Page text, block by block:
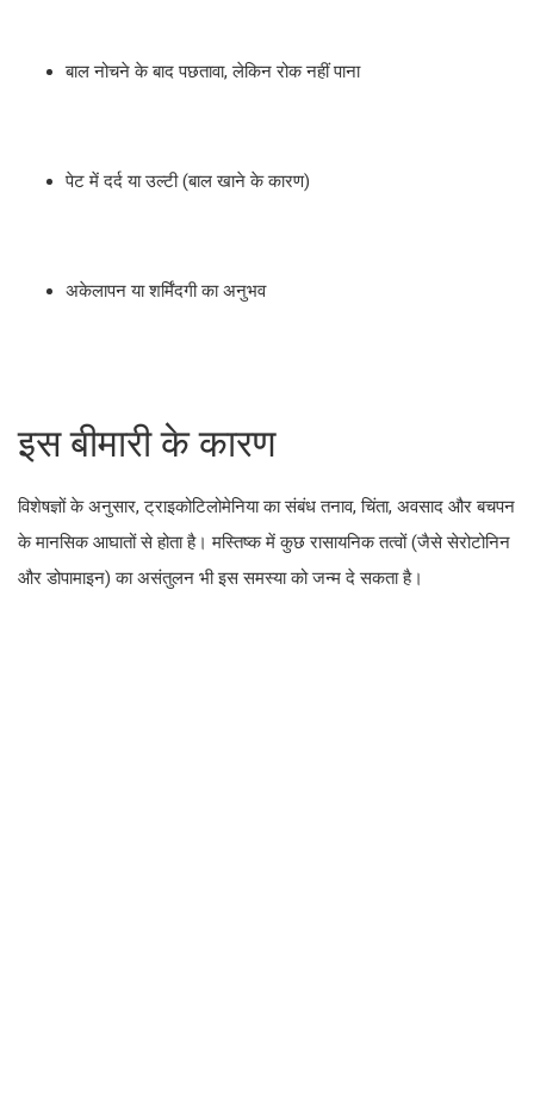
बाल नोचने के बाद पछतावा, लेकिन रोक नहीं पाना
पेट में दर्द या उल्टी (बाल खाने के कारण)
अकेलापन या शर्मिंदगी का अनुभव
इस बीमारी के कारण
विशेषज्ञों के अनुसार, ट्राइकोटिलोमेनिया का संबंध तनाव, चिंता, अवसाद और बचपन
के मानसिक आघातों से होता है। मस्तिष्क में कुछ रासायनिक तत्वों (जैसे सेरोटोनिन
और डोपामाइन) का असंतुलन भी इस समस्या को जन्म दे सकता है।